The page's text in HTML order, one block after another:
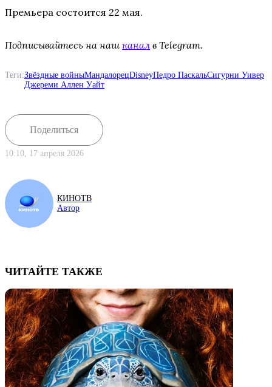
Премьера состоится 22 мая.
Подписывайтесь на наш канал в Telegram.
Теги:Звёздные войныМандалорецDisneyПедро ПаскальСигурни Уивер
Джереми Аллен Уайт
Поделиться
10:10, 17 апреля 2026
КИНОТВ
Автор
ЧИТАЙТЕ ТАКЖЕ